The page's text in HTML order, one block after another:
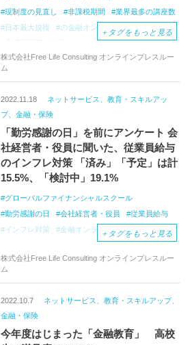
現制度の見直し
非課税期間
業界最多の講座数
日本最大規模
の金融オンラインスクール
市川雄一郎
GFS
＋ タグをもっと見る
株式会社Free Life Consulting オンラインプレスルー
ム
2022.11.18
ネットサービス、教育・スキルアッ
プ、金融・保険
「勤労感謝の日」を前にアンケート 会
社経営者・役員に聞いた、従業員給与
のインフレ対策 「済み」「予定」は計
15.5%、「検討中」19.1%
グローバルファイナンシャルスクール
勤労感謝の日
会社経営者・役員
従業員給与
インフレ対策
金融オンラインスクール
インターネット調査
市川雄一郎
＋ タグをもっと見る
株式会社Free Life Consulting オンラインプレスルー
ム
2022.10.7
ネットサービス、教育・スキルアップ、
金融・保険
今年度はじまった「金融教育」 高校